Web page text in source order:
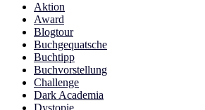
Aktion
Award
Blogtour
Buchgequatsche
Buchtipp
Buchvorstellung
Challenge
Dark Academia